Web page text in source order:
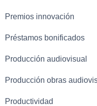
Premios innovación
Préstamos bonificados
Producción audiovisual
Producción obras
Productividad